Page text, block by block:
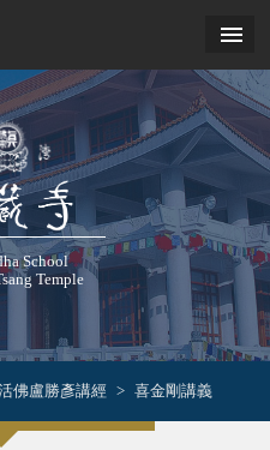
School
Temple
佛盧勝彥講經 喜金剛講義